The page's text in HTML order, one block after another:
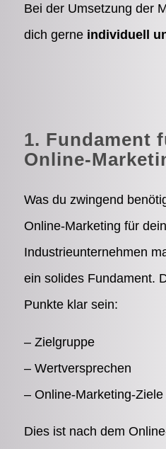
Bei der Umsetzung der
dich gerne individuell
1. Fundament
Online-
Was du zwingend
Online-Marketing für dein
Industrieunternehmen
ein solides Fundament.
Punkte klar sein:
– Zielgruppe
– Wertversprechen
– Online-Marketing-Ziele
Dies ist nach dem